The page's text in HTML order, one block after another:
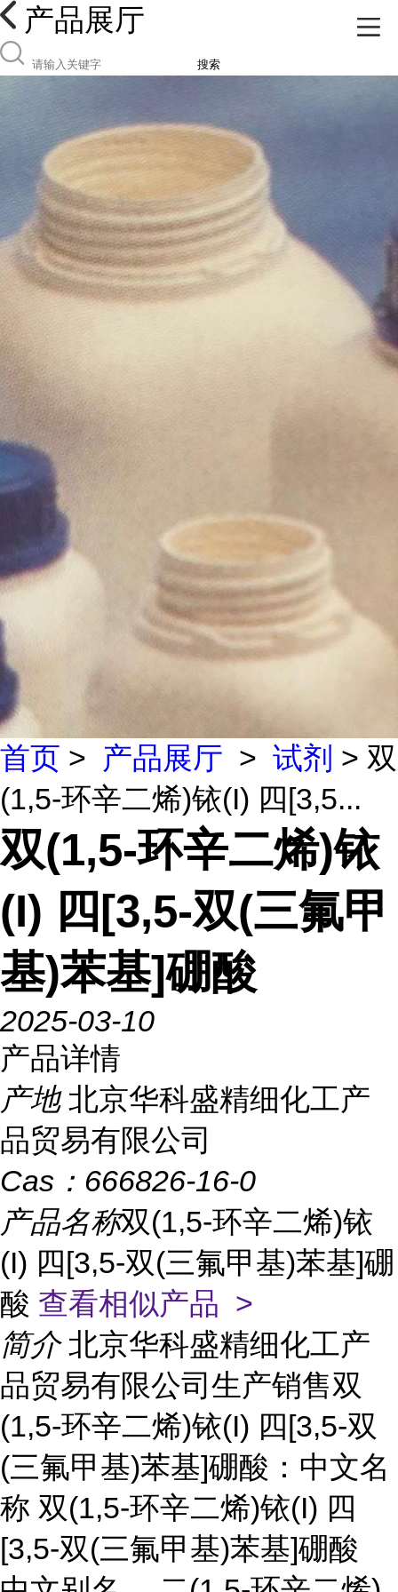
产品展厅
搜索
首页 > 产品展厅 > 试剂 > 双
(1,5-环辛二烯)铱(I) 四[3,5...
双(1,5-环辛二烯)铱
(I) 四[3,5-双(三氟甲
基)苯基]硼酸
2025-03-10
产品详情
产地 北京华科盛精细化工产
品贸易有限公司
Cas： 666826-16-0
产品名称双(1,5-环辛二烯)铱
(I) 四[3,5-双(三氟甲基)苯基]硼
酸 查看相似产品 >
简介 北京华科盛精细化工产
品贸易有限公司生产销售双
(1,5-环辛二烯)铱(I) 四[3,5-双
(三氟甲基)苯基]硼酸：中文名
称 双(1,5-环辛二烯)铱(I) 四
[3,5-双(三氟甲基)苯基]硼酸